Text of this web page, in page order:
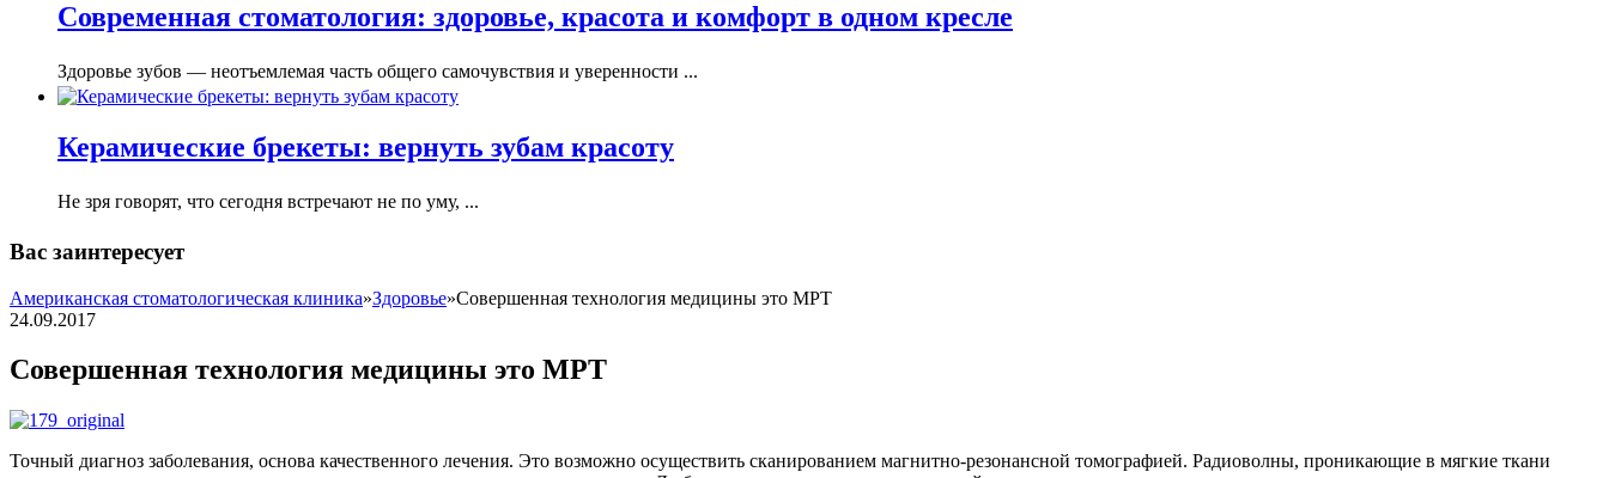
Современная стоматология: здоровье, красота и комфорт в одном кресле
Здоровье зубов — неотъемлемая часть общего самочувствия и уверенности ...
Керамические брекеты: вернуть зубам красоту
Не зря говорят, что сегодня встречают не по уму, ...
Вас заинтересует
Американская стоматологическая клиника»Здоровье»Совершенная технология медицины это МРТ
24.09.2017
Совершенная технология медицины это МРТ
Точный диагноз заболевания, основа качественного лечения. Это возможно осуществить сканированием магнитно-резонансной томографией. Радиоволны, проникающие в мягкие ткани